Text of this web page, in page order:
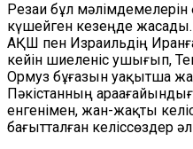
Резаи бұл мәлімдемелерін
күшейген кезеңде
АҚШ пен Израильдің
кейін шиеленіс ушығып,
Ормуз бұғазын уақытша
Пәкістанның
енгенімен, жан-жақты
бағытталған келіссөздер